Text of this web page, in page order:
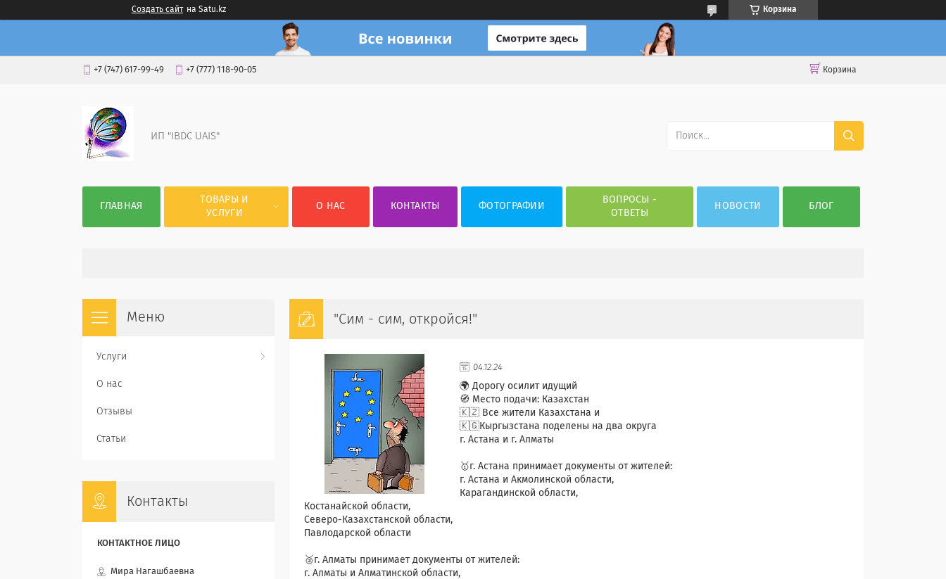
Создать сайт на Satu.kz Корзина
+7 (747) 617-99-49 +7 (777) 118-90-05 Корзина
ИП "IBDC UAIS"
ГЛАВНАЯ
ТОВАРЫ И
УСЛУГИ
О НАС КОНТАКТЫ ФОТОГРАФИИ
ВОПРОСЫ -
ОТВЕТЫ
НОВОСТИ БЛОГ
"Сим - сим, откройся!"
04.12.24
🌍 Дорогу осилит идущий
🧭 Место подачи: Казахстан
🇰🇿 Все жители Казахстана и
🇰🇬Кыргызстана поделены на два округа
г. Астана и г. Алматы
🥇г. Астана принимает документы от жителей:
г. Астана и Акмолинской области,
Карагандинской области,
Костанайской области,
Северо-Казахстанской области,
Павлодарской области
🥈г. Алматы принимает документы от жителей:
г. Алматы и Алматинской области,
Услуги
О нас
Отзывы
Статьи
Контакты
Мира Нагашбаевна